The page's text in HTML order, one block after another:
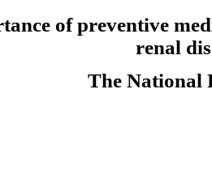
of preventive
renal
The National